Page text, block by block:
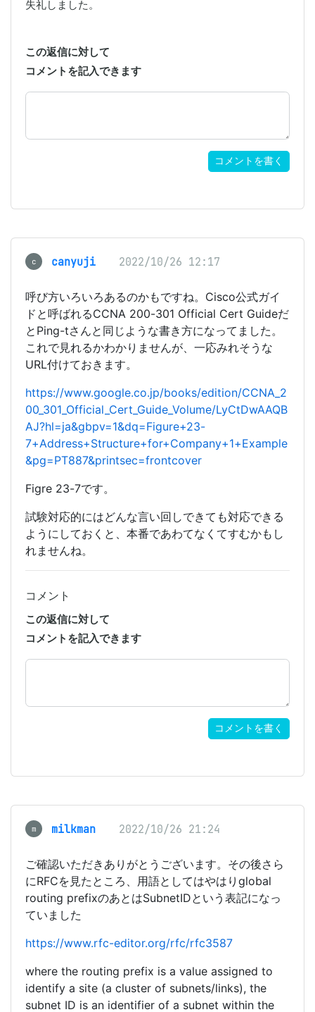
失礼しました。
この返信に対して
コメントを記入できます
コメントを書く
c canyuji 2022/10/26 12:17
呼び方いろいろあるのかもですね。Cisco公式ガイ
ドと呼ばれるCCNA 200-301 Official Cert Guideだ
とPing-tさんと同じような書き方になってました。
これで見れるかわかりませんが、一応みれそうな
URL付けておきます。
https://www.google.co.jp/books/edition/CCNA_2
00_301_Official_Cert_Guide_Volume/LyCtDwAAQB
AJ?hl=ja&gbpv=1&dq=Figure+23-
7+Address+Structure+for+Company+1+Example
&pg=PT887&printsec=frontcover
Figre 23-7です。
試験対応的にはどんな言い回しできても対応できる
ようにしておくと、本番であわてなくてすむかもし
れませんね。
コメント
この返信に対して
コメントを記入できます
コメントを書く
m milkman 2022/10/26 21:24
ご確認いただきありがとうございます。その後さら
にRFCを見たところ、用語としてはやはりglobal
routing prefixのあとはSubnetIDという表記になっ
ていました
https://www.rfc-editor.org/rfc/rfc3587
where the routing prefix is a value assigned to
identify a site (a cluster of subnets/links), the
subnet ID is an identifier of a subnet within the